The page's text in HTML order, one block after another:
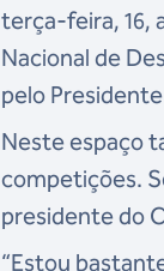
terça-feira, 16,
Nacional de
pelo
Neste espaço
competições.
presidente do
“Estou